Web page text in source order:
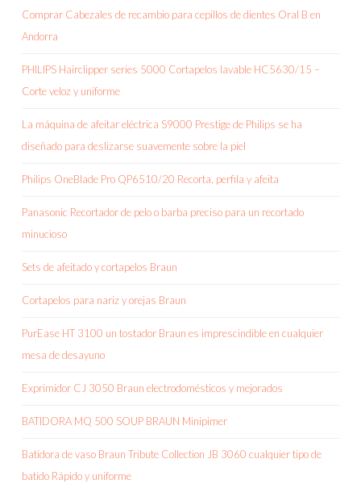
Comprar Cabezales de recambio para cepillos de dientes Oral B en
Andorra
PHILIPS Hairclipper series 5000 Cortapelos lavable HC5630/15 –
Corte veloz y uniforme
La máquina de afeitar eléctrica S9000 Prestige de Philips se ha
diseñado para deslizarse suavemente sobre la piel
Philips OneBlade Pro QP6510/20 Recorta, perfila y afeita
Panasonic Recortador de pelo o barba preciso para un recortado
minucioso
Sets de afeitado y cortapelos Braun
Cortapelos para nariz y orejas Braun
PurEase HT 3100 un tostador Braun es imprescindible en cualquier
mesa de desayuno
Exprimidor CJ 3050 Braun electrodomésticos y mejorados
BATIDORA MQ 500 SOUP BRAUN Minipimer
Batidora de vaso Braun Tribute Collection JB 3060 cualquier tipo de
batido Rápido y uniforme